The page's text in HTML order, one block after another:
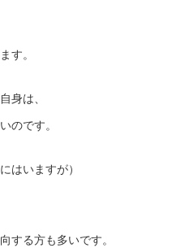
す。
身は、
のです。
はいますが）
する方も多いです。